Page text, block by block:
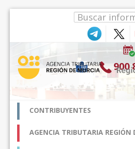
900
CONTRIBUYENTES
AGENCIA TRIBUTARIA REGIÓN